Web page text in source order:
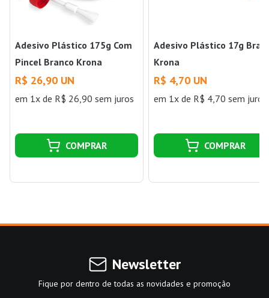
Adesivo Plástico 175g Com
Pincel Branco Krona
R$ 26,90 UN
em 1x de R$ 26,90 sem juros
COMPRAR
Adesivo Plástico 17g
Krona
R$ 4,70 UN
em 1x de R$ 4,70 sem juros
COMPRAR
Newsletter
Fique por dentro de todas as novidades e promoção